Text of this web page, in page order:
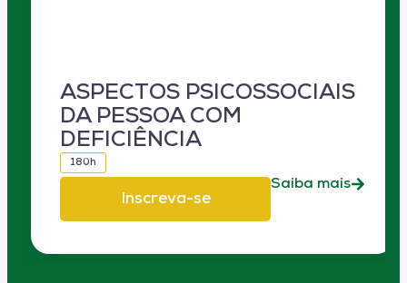
ASPECTOS PSICOSSOCIAIS
DA PESSOA COM
DEFICIÊNCIA
180h
Inscreva-se
Saiba mais